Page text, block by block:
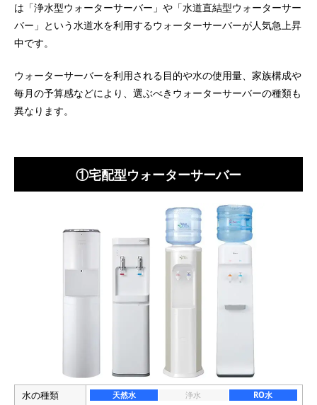
は「浄水型ウォーターサーバー」や「水道直結型ウォーターサー
バー」という水道水を利用するウォーターサーバーが人気急上昇
中です。
ウォーターサーバーを利用される目的や水の使用量、家族構成や
毎月の予算感などにより、選ぶべきウォーターサーバーの種類も
異なります。
①宅配型ウォーターサーバー
水の種類 天然水 浄水 RO水